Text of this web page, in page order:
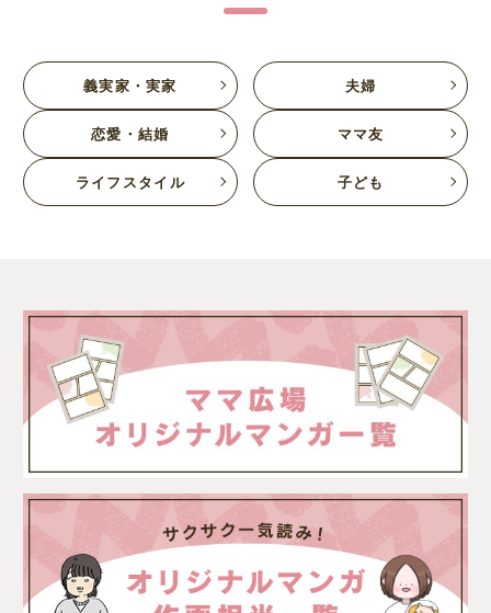
義実家・実家 夫婦
恋愛・結婚 ママ友
ライフスタイル 子ども